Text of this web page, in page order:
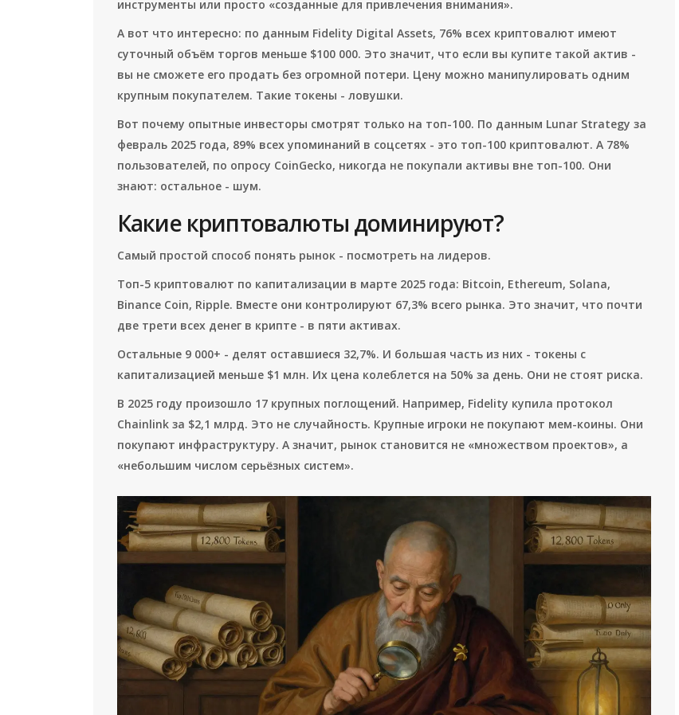
инструменты или просто «созданные для привлечения внимания».
А вот что интересно: по данным Fidelity Digital Assets, 76% всех криптовалют имеют
суточный объём торгов меньше $100 000. Это значит, что если вы купите такой актив -
вы не сможете его продать без огромной потери. Цену можно манипулировать одним
крупным покупателем. Такие токены - ловушки.
Вот почему опытные инвесторы смотрят только на топ-100. По данным Lunar Strategy за
февраль 2025 года, 89% всех упоминаний в соцсетях - это топ-100 криптовалют. А 78%
пользователей, по опросу CoinGecko, никогда не покупали активы вне топ-100. Они
знают: остальное - шум.
Какие криптовалюты доминируют?
Самый простой способ понять рынок - посмотреть на лидеров.
Топ-5 криптовалют по капитализации в марте 2025 года: Bitcoin, Ethereum, Solana,
Binance Coin, Ripple. Вместе они контролируют 67,3% всего рынка. Это значит, что почти
две трети всех денег в крипте - в пяти активах.
Остальные 9 000+ - делят оставшиеся 32,7%. И большая часть из них - токены с
капитализацией меньше $1 млн. Их цена колеблется на 50% за день. Они не стоят риска.
В 2025 году произошло 17 крупных поглощений. Например, Fidelity купила протокол
Chainlink за $2,1 млрд. Это не случайность. Крупные игроки не покупают мем-коины. Они
покупают инфраструктуру. А значит, рынок становится не «множеством проектов», а
«небольшим числом серьёзных систем».